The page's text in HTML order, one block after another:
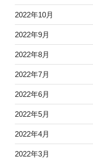
2022年10月
2022年9月
2022年8月
2022年7月
2022年6月
2022年5月
2022年4月
2022年3月